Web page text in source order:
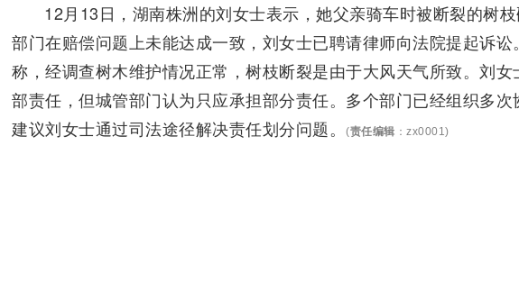
12月13日，湖南株洲的刘女士表示，她父亲骑车时被断裂的树
部门在赔偿问题上未能达成一致，刘女士已聘请律师向法院提起诉
称，经调查树木维护情况正常，树枝断裂是由于大风天气所致。刘
部责任，但城管部门认为只应承担部分责任。多个部门已经组织多次
建议刘女士通过司法途径解决责任划分问题。
(责任编辑 ：zx0001)